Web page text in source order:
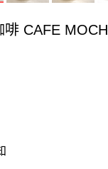
CAFE